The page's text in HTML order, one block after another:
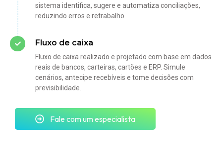
sistema identifica, sugere e automatiza conciliações,
reduzindo erros e retrabalho
Fluxo de caixa
Fluxo de caixa realizado e projetado com base em dados
reais de bancos, carteiras, cartões e ERP. Simule
cenários, antecipe recebíveis e tome decisões com
previsibilidade.
Fale com um especialista